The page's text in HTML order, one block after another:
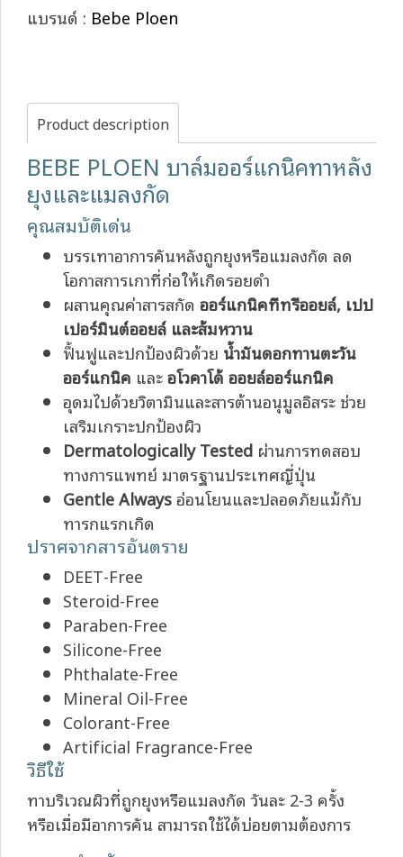
แบรนด์ : Bebe Ploen
Product description
BEBE PLOEN บาล์มออร์แกนิคทาหลัง
ยุงและแมลงกัด
คุณสมบัติเด่น
บรรเทาอาการคันหลังถูกยุงหรือแมลงกัด ลด
โอกาสการเกาที่ก่อให้เกิดรอยดำ
ผสานคุณค่าสารสกัด ออร์แกนิคทีทรีออยล์, เปป
เปอร์มินต์ออยล์ และส้มหวาน
ฟื้นฟูและปกป้องผิวด้วย น้ำมันดอกทานตะวัน
ออร์แกนิค และอโวคาโด้ ออยล์ออร์แกนิค
อุดมไปด้วยวิตามินและสารต้านอนุมูลอิสระ ช่วย
เสริมเกราะปกป้องผิว
Dermatologically Tested ผ่านการทดสอบ
ทางการแพทย์ มาตรฐานประเทศญี่ปุ่น
Gentle Alwaysอ่อนโยนและปลอดภัยแม้กับ
ทารกแรกเกิด
ปราศจากสารอันตราย
DEET-Free
Steroid-Free
Paraben-Free
Silicone-Free
Phthalate-Free
Mineral Oil-Free
Colorant-Free
Artificial Fragrance-Free
วิธีใช้
ทาบริเวณผิวที่ถูกยุงหรือแมลงกัด วันละ 2-3 ครั้ง
หรือเมื่อมีอาการคัน สามารถใช้ได้บ่อยตามต้องการ